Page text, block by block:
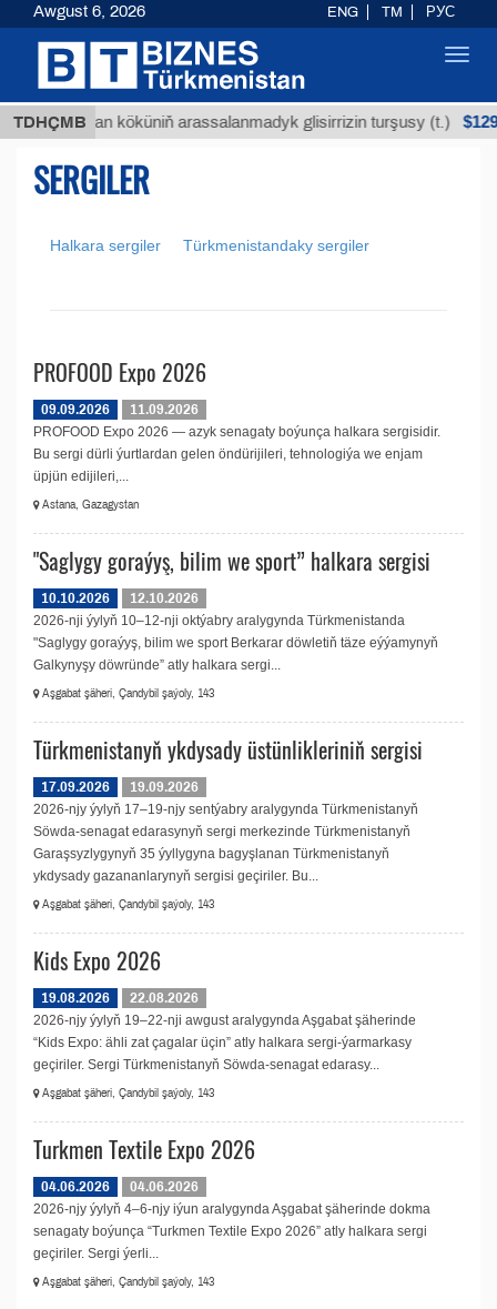
TDHÇMBBuýan köküniň arassalanmadyk glisirrizin turşusy (t.)
SERGILER
Halkara sergiler Türkmenistandaky sergiler
PROFOOD Expo 2026
09.09.2026
11.09.2026
PROFOOD Expo 2026 — azyk senagaty boýunça halkara sergisidir.
Bu sergi dürli ýurtlardan gelen öndürijileri, tehnologiýa we enjam
üpjün edijileri,...
Astana, Gazagystan
"Saglygy goraýyş, bilim we sport” halkara sergisi
10.10.2026
12.10.2026
2026-nji ýylyň 10–12-nji oktýabry aralygynda Türkmenistanda
"Saglygy goraýyş, bilim we sport Berkarar döwletiň täze eýýamynyň
Galkynyşy döwründe” atly halkara sergi...
Aşgabat şäheri, Çandybil şaýoly, 143
Türkmenistanyň ykdysady üstünlikleriniň sergisi
17.09.2026
19.09.2026
2026-njy ýylyň 17–19-njy sentýabry aralygynda Türkmenistanyň
Söwda-senagat edarasynyň sergi merkezinde Türkmenistanyň
Garaşsyzlygynyň 35 ýyllygyna bagyşlanan Türkmenistanyň
ykdysady gazananlarynyň sergisi geçiriler. Bu...
Aşgabat şäheri, Çandybil şaýoly, 143
Kids Expo 2026
19.08.2026
22.08.2026
2026-njy ýylyň 19–22-nji awgust aralygynda Aşgabat şäherinde
“Kids Expo: ähli zat çagalar üçin” atly halkara sergi-ýarmarkasy
geçiriler. Sergi Türkmenistanyň Söwda-senagat edarasy...
Aşgabat şäheri, Çandybil şaýoly, 143
Turkmen Textile Expo 2026
04.06.2026
04.06.2026
2026-njy ýylyň 4–6-njy iýun aralygynda Aşgabat şäherinde dokma
senagaty boýunça “Turkmen Textile Expo 2026” atly halkara sergi
geçiriler. Sergi ýerli...
Aşgabat şäheri, Çandybil şaýoly, 143
Awgust 6, 2026 ENG TM РУС